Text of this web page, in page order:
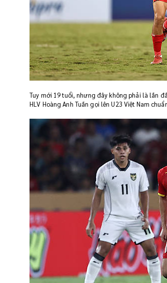
Tuy mới 19 tuổi, nhưng đây không phải là lần
HLV Hoàng Anh Tuấn gọi lên U23 Việt Nam